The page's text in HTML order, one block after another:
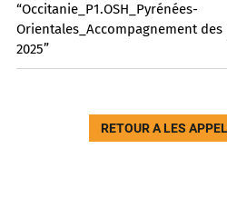
“Occitanie_P1.OSH_Pyrénées-
Orientales_Accompagnement des
2025”
RETOUR A LES